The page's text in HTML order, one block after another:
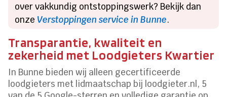
over vakkundig ontstoppingswerk? Bekijk dan
onze Verstoppingen service in Bunne.
Transparantie, kwaliteit en
zekerheid met Loodgieters Kwartier
In Bunne bieden wij alleen gecertificeerde
loodgieters met lidmaatschap bij loodgieter.nl, 5